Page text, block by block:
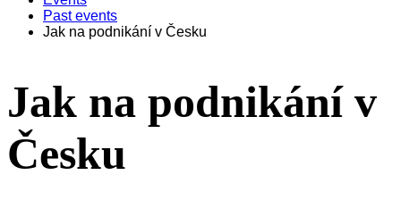
Past events
Jak na podnikání v Česku
Jak na podnikání v
Česku